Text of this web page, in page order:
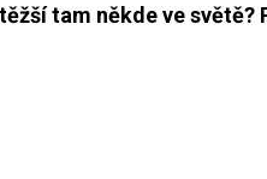
tam někde ve světě?